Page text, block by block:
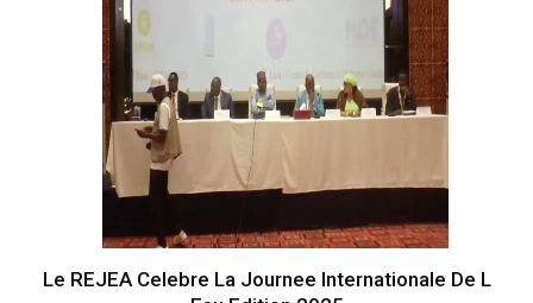
Le REJEA Celebre La Journee Internationale De L